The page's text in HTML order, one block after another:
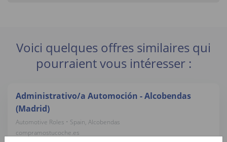
Voici quelques offres similaires qui
pourraient vous intéresser :
Administrativo/a Automoción - Alcobendas
(Madrid)
Automotive Roles • Spain, Alcobendas
compramostucoche.es